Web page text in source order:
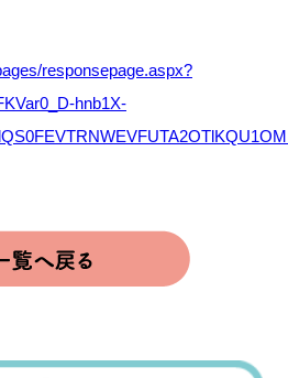
responsepage.aspx?
hnb1X-